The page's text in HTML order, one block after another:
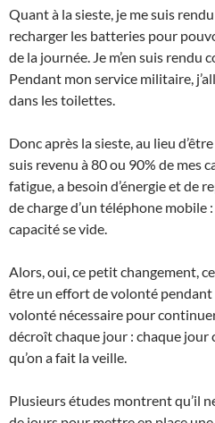
Quant à la sieste, je me suis
recharger les batteries pour
de la journée. Je m’en suis rendu
Pendant mon service militaire,
dans les toilettes.
Donc après la sieste, au lieu
suis revenu à 80 ou 90% de mes
fatigue, a besoin d’énergie et de
de charge d’un téléphone mobile
capacité se vide.
Alors, oui, ce petit changement,
être un effort de volonté
volonté nécessaire pour
décroît chaque jour : chaque jour
qu’on a fait la veille.
Plusieurs études montrent qu’il